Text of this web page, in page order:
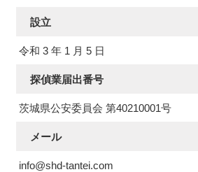
設立
令和 3 年 1 月 5 日
探偵業届出番号
茨城県公安委員会 第40210001号
メール
info@shd-tantei.com